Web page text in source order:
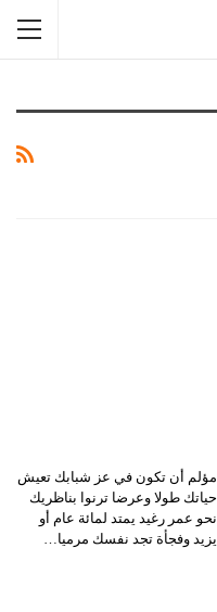
مؤلم أن تكون في عز شبابك تعيش
حياتك طولا وعرضا ترنوا بناظريك
نحو عمر رغيد يمتد لمائة عام أو
يزيد وفجأة تجد نفسك مرميا…